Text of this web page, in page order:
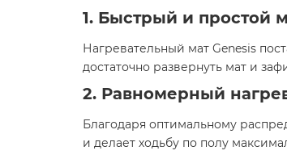
1. Быстрый и простой
Нагревательный мат Genesis
достаточно развернуть мат и
2. Равномерный
Благодаря оптимальному
и делает ходьбу по полу